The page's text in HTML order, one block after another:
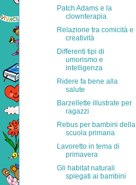
Patch Adams e la
clownterapia
Relazione tra comicità e
creatività
Differenti tipi di
umorismo e
intelligenza
Ridere fa bene alla
salute
Barzellette illustrate per
ragazzi
Rebus per bambini della
scuola primaria
Lavoretto in tema di
primavera
Gli habitat naturali
spiegati ai bambini